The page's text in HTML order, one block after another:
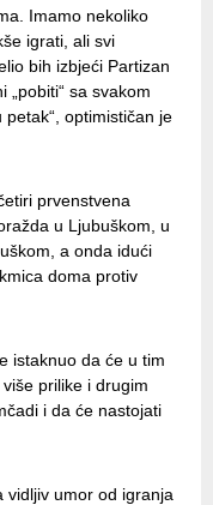
Imamo nekoliko
igrati, ali svi
bih izbjeći Partizan
„pobiti“ sa svakom
optimističan je
prvenstvena
u Ljubuškom, u
a onda idući
doma protiv
istaknuo da će u tim
prilike i drugim
i da će nastojati
vidljiv umor od igranja